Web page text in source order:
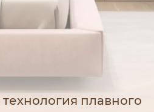
технология плавного